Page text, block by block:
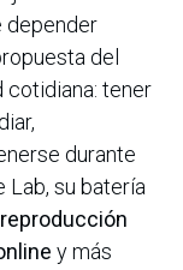
depender
del
cotidiana: tener
durante
Lab, su batería
y más